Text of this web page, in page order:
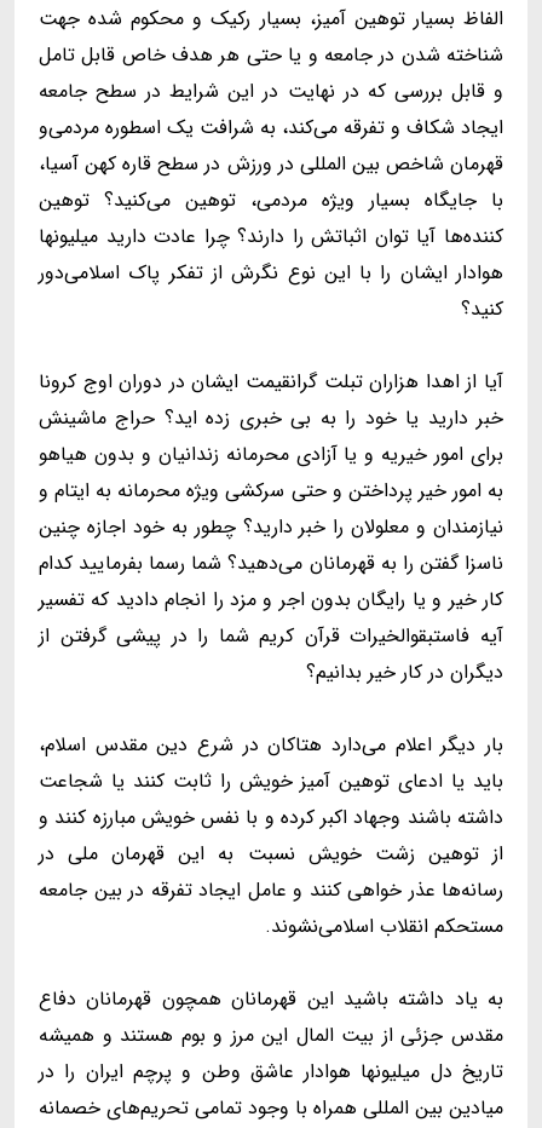
الفاظ بسیار توهین آمیز، بسیار رکیک و محکوم شده جهت
شناخته شدن در جامعه و یا حتی هر هدف خاص قابل تامل
و قابل بررسی که در نهایت در این شرایط در سطح جامعه
ایجاد شکاف و تفرقه می‌کند، به شرافت یک اسطوره مردمی‌و
قهرمان شاخص بین المللی در ورزش در سطح قاره کهن آسیا،
با جایگاه بسیار ویژه مردمی، توهین می‌کنید؟ توهین
کننده‌ها آیا توان اثباتش را دارند؟ چرا عادت دارید میلیونها
هوادار ایشان را با این نوع نگرش از تفکر پاک اسلامی‌دور
کنید؟
آیا از اهدا هزاران تبلت گرانقیمت ایشان در دوران اوج کرونا
خبر دارید یا خود را به بی خبری زده اید؟ حراج ماشینش
برای امور خیریه و یا آزادی محرمانه زندانیان و بدون هیاهو
به امور خیر پرداختن و حتی سرکشی ویژه محرمانه به ایتام و
نیازمندان و معلولان را خبر دارید؟ چطور به خود اجازه چنین
ناسزا گفتن را به قهرمانان می‌دهید؟ شما رسما بفرمایید کدام
کار خیر و یا رایگان بدون اجر و مزد را انجام دادید که تفسیر
آیه فاستبقوالخیرات قرآن کریم شما را در پیشی گرفتن از
دیگران در کار خیر بدانیم؟
بار دیگر اعلام می‌دارد هتاکان در شرع دین مقدس اسلام،
باید یا ادعای توهین آمیز خویش را ثابت کنند یا شجاعت
داشته باشند وجهاد اکبر کرده و با نفس خویش مبارزه کنند و
از توهین زشت خویش نسبت به این قهرمان ملی در
رسانه‌ها عذر خواهی کنند و عامل ایجاد تفرقه در بین جامعه
مستحکم انقلاب اسلامی‌نشوند.
به یاد داشته باشید این قهرمانان همچون قهرمانان دفاع
مقدس جزئی از بیت المال این مرز و بوم هستند و همیشه
تاریخ دل میلیونها هوادار عاشق وطن و پرچم ایران را در
میادین بین المللی همراه با وجود تمامی تحریم‌های خصمانه